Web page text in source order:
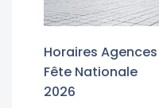
Horaires Agences
Fête Nationale
2026